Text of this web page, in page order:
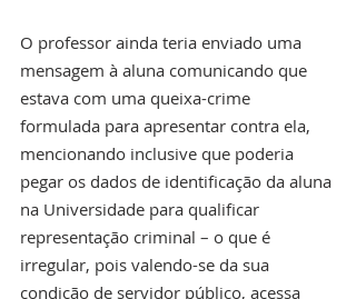
O professor ainda teria enviado uma
mensagem à aluna comunicando que
estava com uma queixa-crime
formulada para apresentar contra ela,
mencionando inclusive que poderia
pegar os dados de identificação da aluna
na Universidade para qualificar
representação criminal – o que é
irregular, pois valendo-se da sua
condição de servidor público, acessa